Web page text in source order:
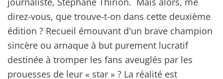
direz-vous, que trouve-t-on dans cette deuxième
édition ? Recueil émouvant d'un brave champion
sincère ou arnaque à but purement lucratif
destinée à tromper les fans aveuglés par les
prouesses de leur « star » ? La réalité est